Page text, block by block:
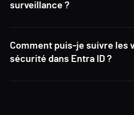
surveillance ?
Comment puis-je suivre les
sécurité dans Entra ID ?